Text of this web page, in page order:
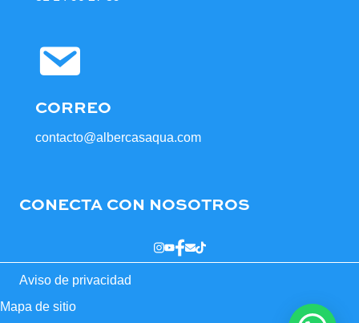
CORREO
contacto@albercasaqua.com
CONECTA CON NOSOTROS
Aviso de privacidad
Mapa de sitio